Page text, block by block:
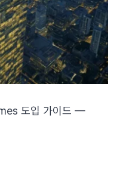
도입 가이드 —